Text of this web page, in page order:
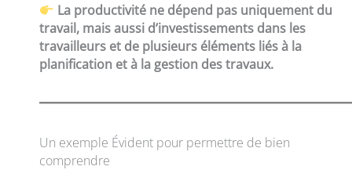
La productivité ne dépend pas uniquement du
travail, mais aussi d’investissements dans les
travailleurs et de plusieurs éléments liés à la
planification et à la gestion des travaux.
Un exemple Évident pour permettre de bien
comprendre